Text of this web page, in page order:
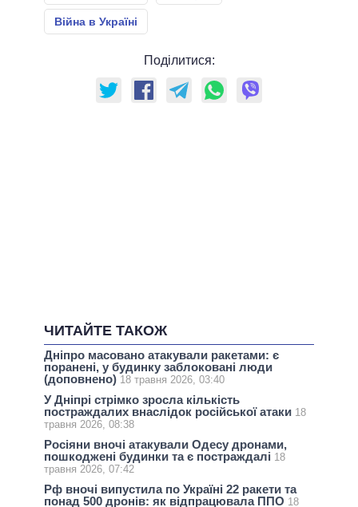
Війна в Україні
Поділитися:
ЧИТАЙТЕ ТАКОЖ
Дніпро масовано атакували ракетами: є
поранені, у будинку заблоковані люди
(доповнено) 18 травня 2026, 03:40
У Дніпрі стрімко зросла кількість
постраждалих внаслідок російської атаки 18
травня 2026, 08:38
Росіяни вночі атакували Одесу дронами,
пошкоджені будинки та є постраждалі 18
травня 2026, 07:42
Рф вночі випустила по Україні 22 ракети та
понад 500 дронів: як відпрацювала ППО 18